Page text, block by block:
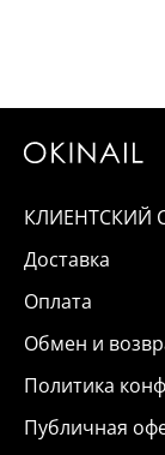
КЛИЕНТСКИЙ
Доставка
Оплата
Обмен и
Политика
Публичная